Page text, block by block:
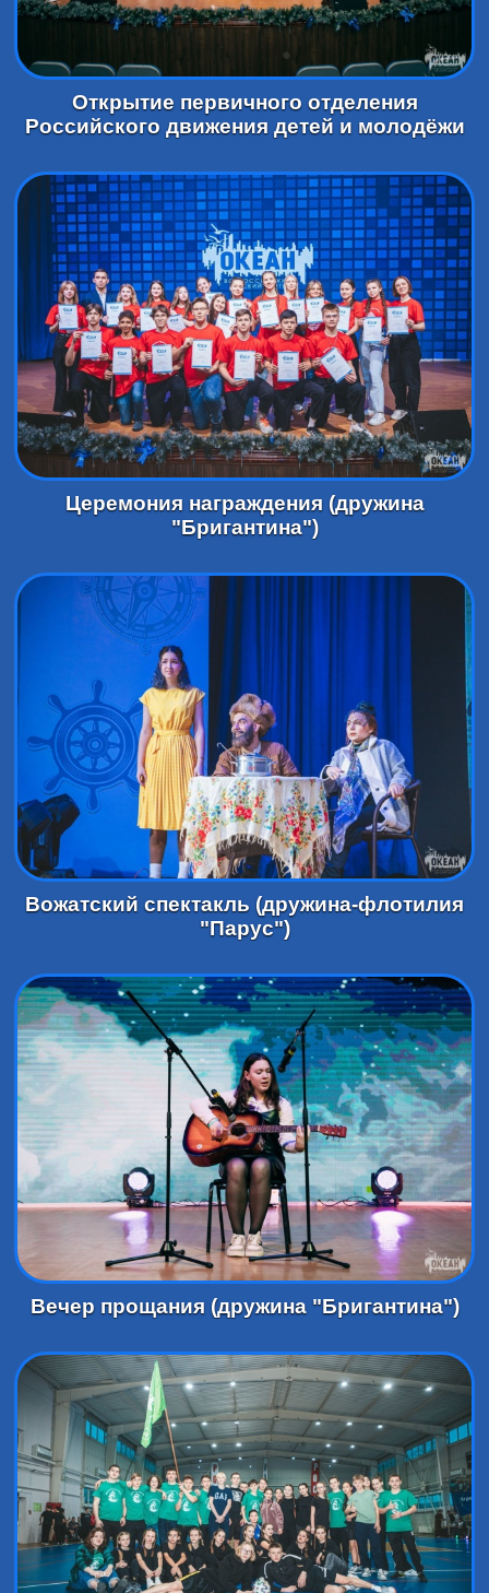
Открытие первичного отделения
Российского движения детей и молодёжи
Церемония награждения (дружина
"Бригантина")
Вожатский спектакль (дружина-флотилия
"Парус")
Вечер прощания (дружина "Бригантина")